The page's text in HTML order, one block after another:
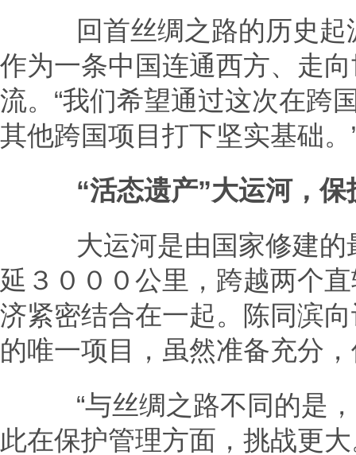
回首丝绸之路的历史起
作为一条中国连通西方、走
流。“我们希望通过这次在跨
其他跨国项目打下坚实基础。
“活态遗产”大运河，
大运河是由国家修建的
延３０００公里，跨越两个
济紧密结合在一起。陈同滨
的唯一项目，虽然准备充分
“与丝绸之路不同的是，
此在保护管理方面，挑战更